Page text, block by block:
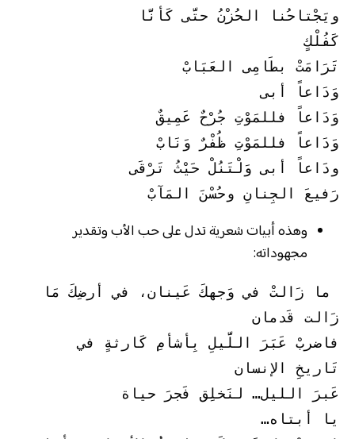
ويَجْتاحُنا الحُزْنُ حتَّى كَأنَّا
كَفُلْكٍ
تَرَامَتْ بطَامِى العَبَابْ
وَدَاعاً أبى
وَدَاعاً فللمَوْتِ جُرْحٌ عَمِيقٌ
وَدَاعاً فللمَوْتِ ظُفْرٌ وَنَابْ
ودَاعاً أبى وَلْتَنُلْ حَيْثُ تَرْقَى
رَفيعَ الجِنانِ وحُسْنَ المَآبْ
وهذه أبيات شعرية تدل على حب الأب وتقدير
مجهوداته:
زَالت قَدمان
فاضربْ عَبَرَ اللَّيلِ بِأشأمِ كَارثةٍ في
تَاريخِ الإنسان
عَبرَ الليل… لنَخلِق فَجرَ حياة
يا أبتاه…